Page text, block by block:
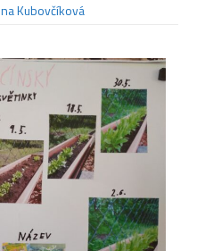
Kubovčíková